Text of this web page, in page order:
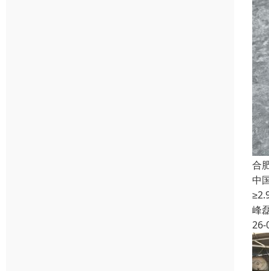
合
中
峰
26-